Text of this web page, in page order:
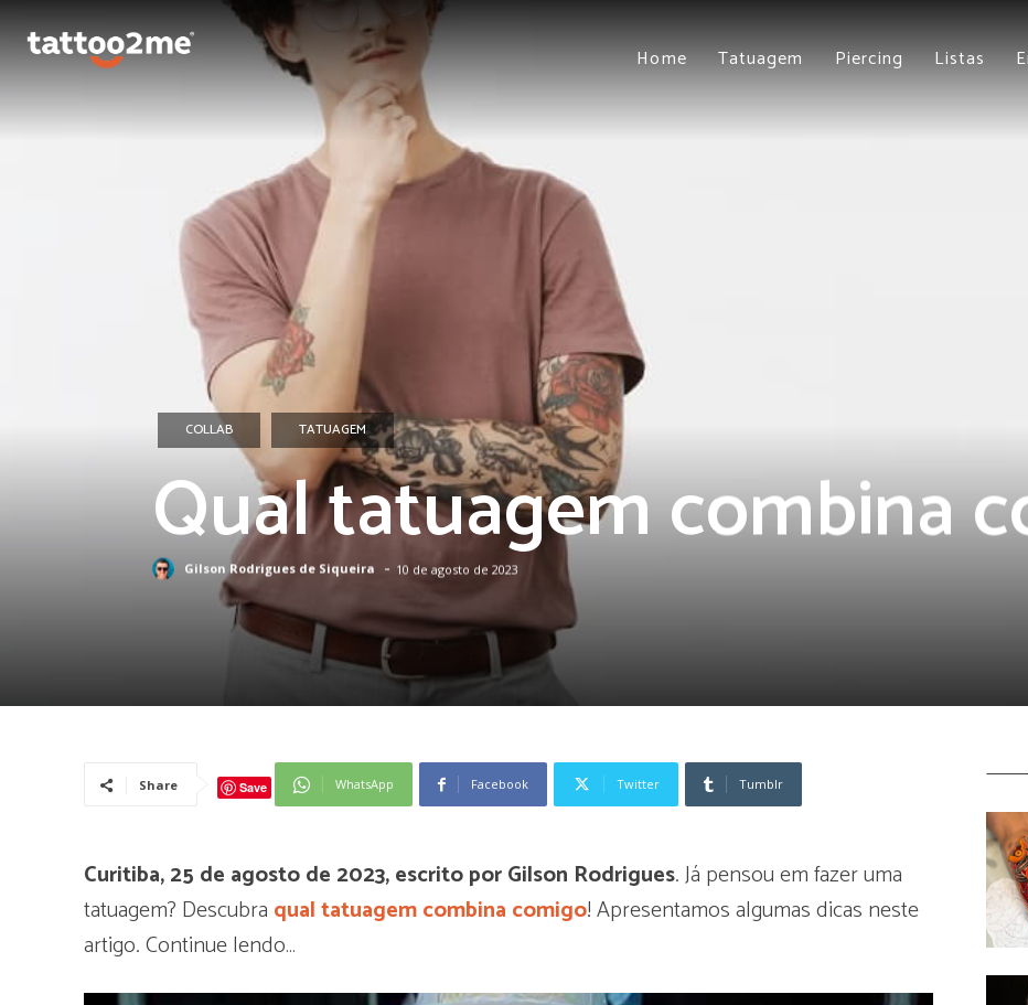
Home Tatuagem Piercing Listas
COLLAB TATUAGEM
Qual tatuagem combina
Gilson Rodrigues de Siqueira - 10 de agosto de 2023
Share Save WhatsApp Facebook Twitter Tumblr
Curitiba, 25 de agosto de 2023, escrito por Gilson Rodrigues. Já pensou em fazer uma
tatuagem? Descubra qual tatuagem combina comigo! Apresentamos algumas dicas neste
artigo. Continue lendo…